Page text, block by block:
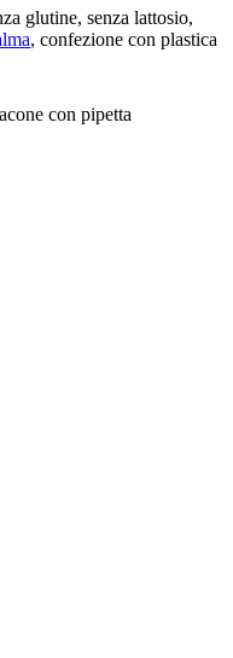
glutine, senza lattosio,
, confezione con plastica
con pipetta